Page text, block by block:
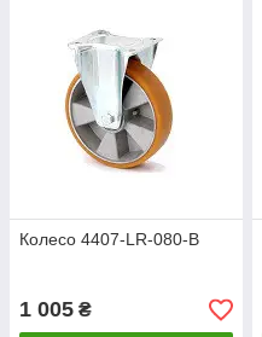
Колесо 4407-LR-080-B
1 005 ₴